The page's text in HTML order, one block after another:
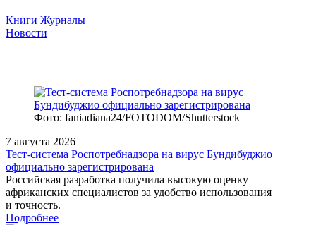
Книги Журналы
Новости
Фото: faniadiana24/FOTODOM/Shutterstock
7 августа 2026
Тест‑система Роспотребнадзора на вирус Бундибуджио
официально зарегистрирована
Российская разработка получила высокую оценку
африканских специалистов за удобство использования
и точность.
Подробнее